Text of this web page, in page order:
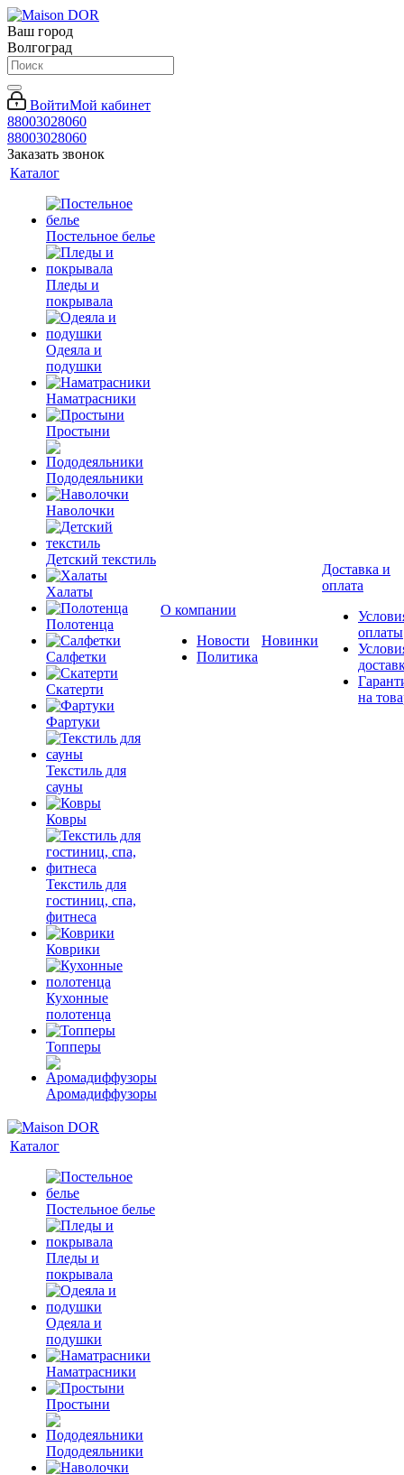
Ваш город
Волгоград
ВойтиМой кабинет
88003028060
88003028060
Заказать звонок
Каталог
Постельное белье
Пледы и
покрывала
Одеяла и
подушки
Наматрасники
Простыни
Пододеяльники
Наволочки
Детский текстиль
Халаты
Полотенца
Салфетки
Скатерти
Фартуки
Текстиль для
сауны
Ковры
Текстиль для
гостиниц, спа,
фитнеса
Коврики
Кухонные
полотенца
Топперы
Аромадиффузоры
О компании
Новости
Политика
Новинки
Доставка и
оплата
оплаты
на
Каталог
Постельное белье
Пледы и
покрывала
Одеяла и
подушки
Наматрасники
Простыни
Пододеяльники